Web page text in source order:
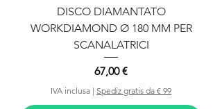
DISCO DIAMANTATO
WORKDIAMOND Ø 180 MM PER
SCANALATRICI
Prezzo
67,00 €
IVA inclusa | Spediz gratis da € 99